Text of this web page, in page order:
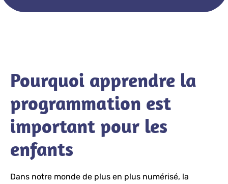
Pourquoi apprendre la
programmation est
important pour les
enfants
Dans notre monde de plus en plus numérisé, la